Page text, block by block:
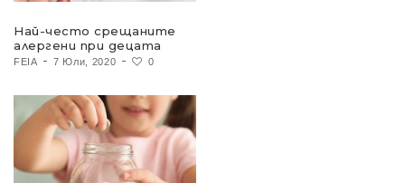
Най-често срещаните
алергени при децата
FEIA 7 Юли, 2020 0